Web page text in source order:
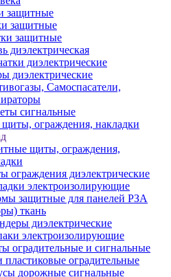
защитные
защитные
защитные
диэлектрическая
диэлектрические
диэлектрические
Самоспасатели,
сигнальные
ограждения, накладки
щиты, ограждения,
ограждения диэлектрические
электроизолирующие
защитные для панелей РЗА
ткань
диэлектрические
электроизолирующие
оградительные и сигнальные
пластиковые оградительные
дорожные сигнальные